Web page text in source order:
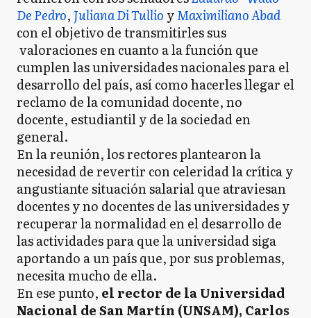
De Pedro, Juliana Di Tullio yMaximiliano Abad
con el objetivo de transmitirles sus
valoraciones en cuanto a la función que
cumplen las universidades nacionales para el
desarrollo del país, así como hacerles llegar el
reclamo de la comunidad docente, no
docente, estudiantil y de la sociedad en
general.
En la reunión, los rectores plantearon la
necesidad de revertir con celeridad la crítica y
angustiante situación salarial que atraviesan
docentes y no docentes de las universidades y
recuperar la normalidad en el desarrollo de
las actividades para que la universidad siga
aportando a un país que, por sus problemas,
necesita mucho de ella.
En ese punto, el rector de la Universidad
Nacional de San Martín (UNSAM), Carlos